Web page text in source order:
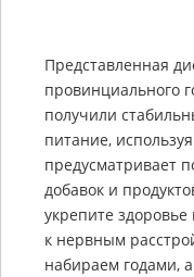
Представленная
провинциального
получили
питание,
предусматривает
добавок и
укрепите
к нервным
набираем годами,